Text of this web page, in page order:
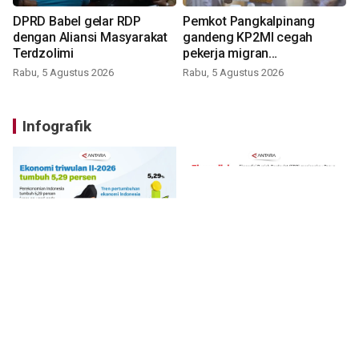
DPRD Babel gelar RDP
dengan Aliansi Masyarakat
Terdzolimi
Rabu, 5 Agustus 2026
Pemkot Pangkalpinang
gandeng KP2MI cegah
pekerja migran
nonprosedural
Rabu, 5 Agustus 2026
Infografik